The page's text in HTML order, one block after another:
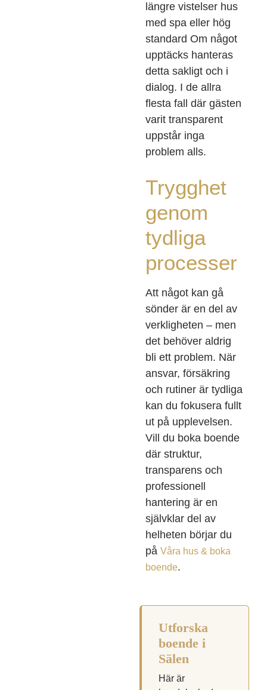
längre vistelser hus
med spa eller hög
standard Om något
upptäcks hanteras
detta sakligt och i
dialog. I de allra
flesta fall där gästen
varit transparent
uppstår inga
problem alls.
Trygghet
genom
tydliga
processer
Att något kan gå
sönder är en del av
verkligheten – men
det behöver aldrig
bli ett problem. När
ansvar, försäkring
och rutiner är tydliga
kan du fokusera fullt
ut på upplevelsen.
Vill du boka boende
där struktur,
transparens och
professionell
hantering är en
självklar del av
helheten börjar du
på Våra hus & boka
boende.
Utforska
boende i
Sälen
Här är